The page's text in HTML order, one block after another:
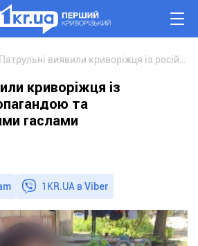
криворіжця із
та
гаслами
1KR.UA вViber